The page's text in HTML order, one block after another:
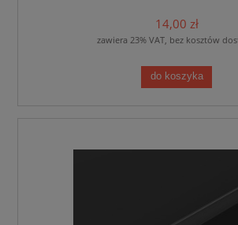
14,00 zł
zawiera 23% VAT, bez kosztów
do koszyka